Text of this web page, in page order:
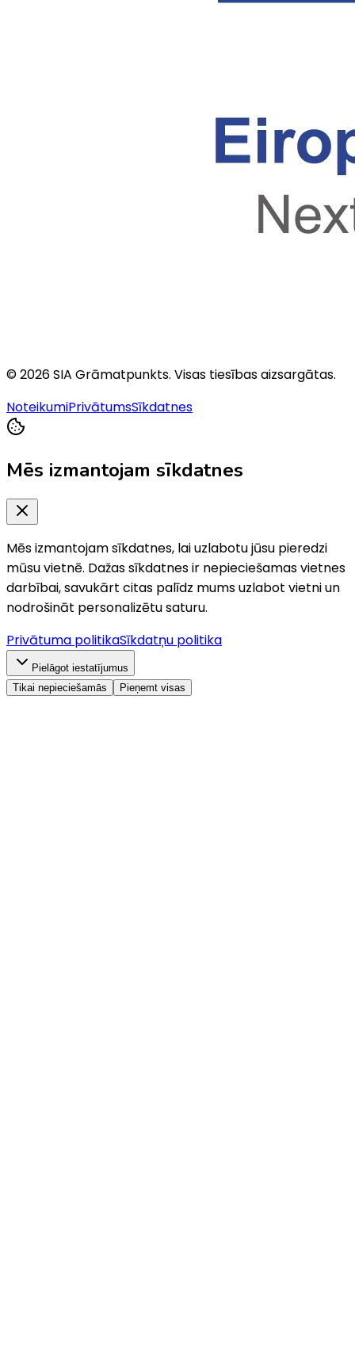
©2026SIA Grāmatpunkts. Visas tiesības aizsargātas.
NoteikumiPrivātumsSīkdatnes
Mēs izmantojam sīkdatnes
Mēs izmantojam sīkdatnes, lai uzlabotu jūsu pieredzi
mūsu vietnē. Dažas sīkdatnes ir nepieciešamas vietnes
darbībai, savukārt citas palīdz mums uzlabot vietni un
nodrošināt personalizētu saturu.
Privātuma politikaSīkdatņu politika
Pielāgot iestatījumus
Tikai nepieciešamās
Pieņemt visas